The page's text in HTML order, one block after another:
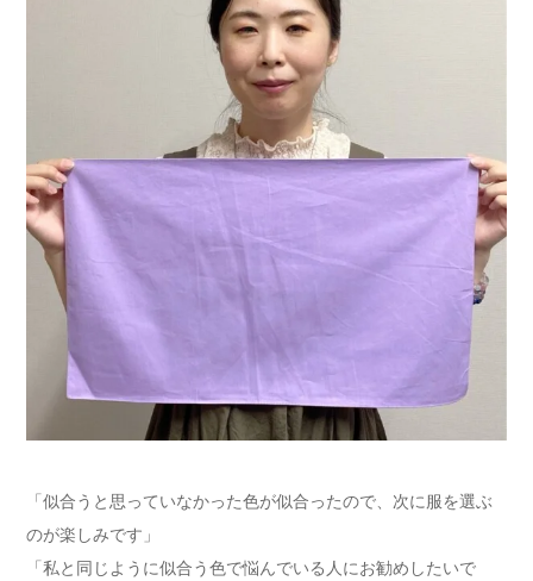
「似合うと思っていなかった色が似合ったので、次に服を選ぶ
のが楽しみです」
「私と同じように似合う色で悩んでいる人にお勧めしたいで